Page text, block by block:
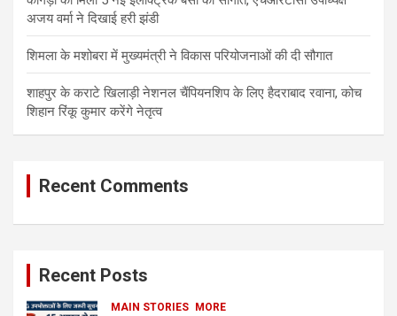
अजय वर्मा ने दिखाई हरी झंडी
शिमला के मशोबरा में मुख्यमंत्री ने विकास परियोजनाओं की दी सौगात
शाहपुर के कराटे खिलाड़ी नेशनल चैंपियनशिप के लिए हैदराबाद रवाना, कोच
शिहान रिंकू कुमार करेंगे नेतृत्व
Recent Comments
Recent Posts
MAIN STORIES MORE